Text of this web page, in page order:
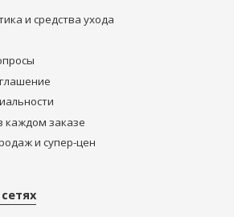
и средства ухода
каждом заказе
и супер-цен